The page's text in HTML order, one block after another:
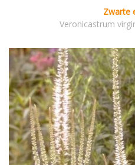
Zwarte
Veronicastrum